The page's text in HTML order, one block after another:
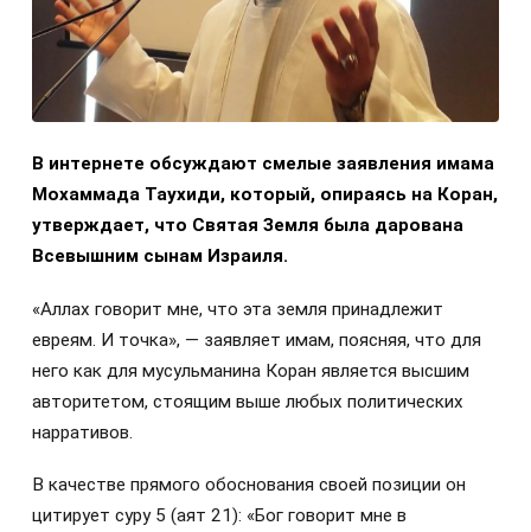
В интернете обсуждают смелые заявления имама
Мохаммада Таухиди, который, опираясь на Коран,
утверждает, что Святая Земля была дарована
Всевышним сынам Израиля.
«Аллах говорит мне, что эта земля принадлежит
евреям. И точка», — заявляет имам, поясняя, что для
него как для мусульманина Коран является высшим
авторитетом, стоящим выше любых политических
нарративов.
В качестве прямого обоснования своей позиции он
цитирует суру 5 (аят 21): «Бог говорит мне в